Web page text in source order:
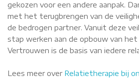
gekozen voor een andere aanpak.
met het terugbrengen van de
de bedrogen partner. Vanuit deze
stap werken aan de opbouw van
Vertrouwen is de basis van iedere
Lees meer over Relatietherapie bij